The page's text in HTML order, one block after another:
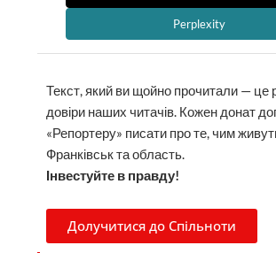
Perplexity
Текст, який ви щойно прочитали — це
довіри наших читачів. Кожен донат
«Репортеру» писати про те, чим
Франківськ та область.
Інвестуйте в правду!
Долучитися до Спільноти